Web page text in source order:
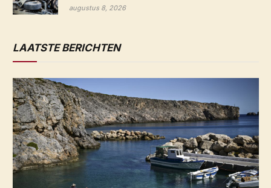
augustus 8, 2026
LAATSTE BERICHTEN